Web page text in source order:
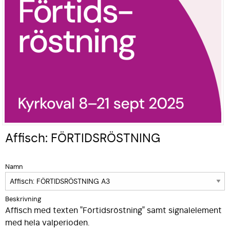
Affisch: FÖRTIDSRÖSTNING
Namn
Beskrivning
Affisch med texten "Förtidsrö­stning" samt signalelem­ent
med hela valperiode­n.